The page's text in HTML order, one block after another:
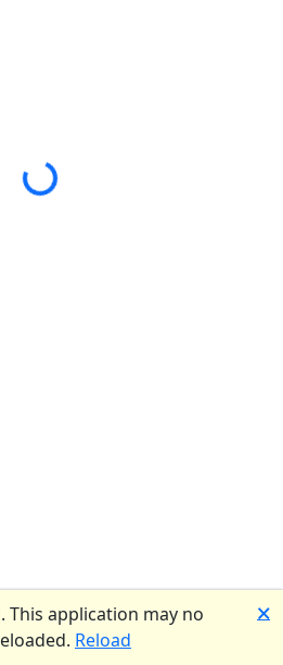
Loading...
application may no
Reload
🗙